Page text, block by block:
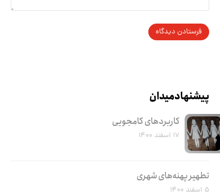
پیشنهاد میدان
کاربرد‌های کامجویی
۱۷ اسفند ۱۴۰۰
تطهیر پهنه‌های شهری
۵ اسفند ۱۴۰۰